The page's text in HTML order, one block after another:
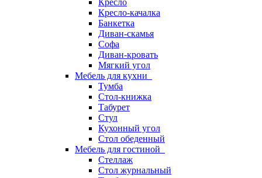
Кресло
Кресло-качалка
Банкетка
Диван-скамья
Софа
Диван-кровать
Мягкий угол
Мебель для кухни
Тумба
Стол-книжка
Табурет
Стул
Кухонный угол
Стол обеденный
Мебель для гостиной
Стеллаж
Стол журнальный